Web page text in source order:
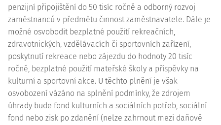
penzijní připojištění do 50 tisíc ročně a odborný rozvoj
zaměstnanců v předmětu činnost zaměstnavatele. Dále je
možné osvobodit bezplatné použití rekreačních,
zdravotnických, vzdělávacích či sportovních zařízení,
poskytnutí rekreace nebo zájezdu do hodnoty 20 tisíc
ročně, bezplatné použití mateřské školy a příspěvky na
kulturní a sportovní akce. U těchto plnění je však
osvobození vázáno na splnění podmínky, že zdrojem
úhrady bude fond kulturních a sociálních potřeb, sociální
fond nebo zisk po zdanění (nelze zahrnout mezi daňově